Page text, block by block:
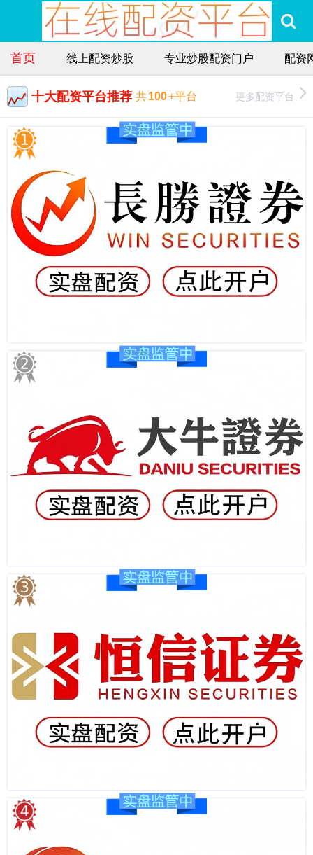
首页 线上配资炒股 专业炒股配资门户 配资
十大配资平台推荐 共100+平台 更多配资平台